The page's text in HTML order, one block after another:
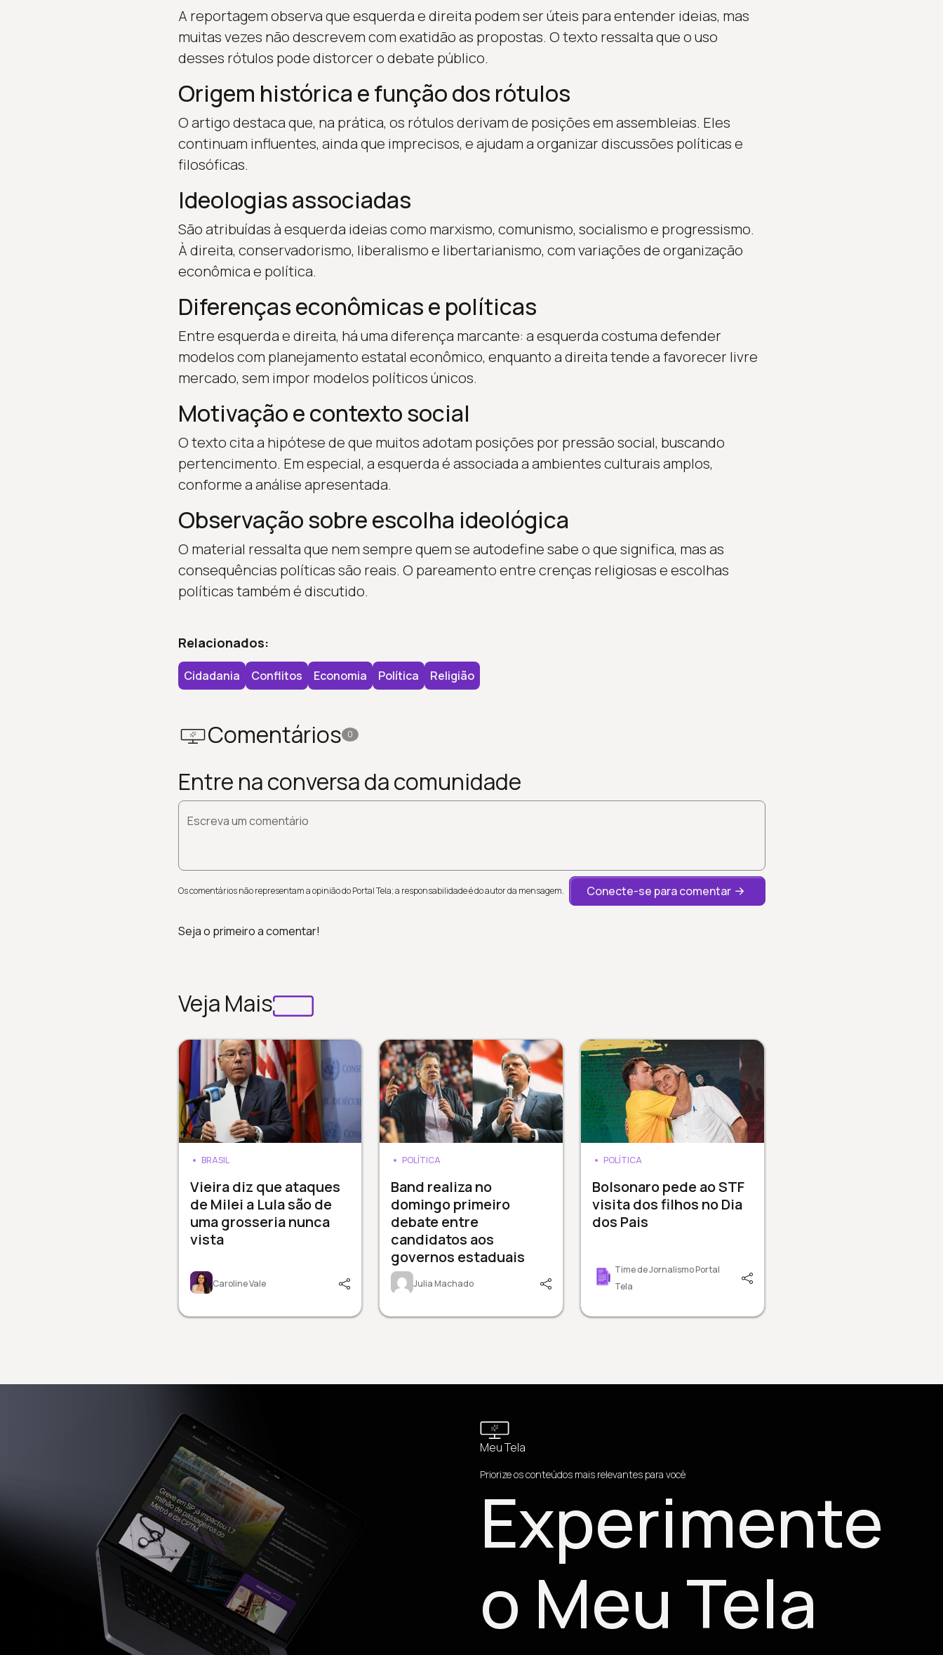
A reportagem observa que esquerda e direita podem ser úteis para entender ideias, mas
muitas vezes não descrevem com exatidão as propostas. O texto ressalta que o uso
desses rótulos pode distorcer o debate público.
Origem histórica e função dos rótulos
O artigo destaca que, na prática, os rótulos derivam de posições em assembleias. Eles
continuam influentes, ainda que imprecisos, e ajudam a organizar discussões políticas e
filosóficas.
Ideologias associadas
São atribuídas à esquerda ideias como marxismo, comunismo, socialismo e progressismo.
À direita, conservadorismo, liberalismo e libertarianismo, com variações de organização
econômica e política.
Diferenças econômicas e políticas
Entre esquerda e direita, há uma diferença marcante: a esquerda costuma defender
modelos com planejamento estatal econômico, enquanto a direita tende a favorecer livre
mercado, sem impor modelos políticos únicos.
Motivação e contexto social
O texto cita a hipótese de que muitos adotam posições por pressão social, buscando
pertencimento. Em especial, a esquerda é associada a ambientes culturais amplos,
conforme a análise apresentada.
Observação sobre escolha ideológica
O material ressalta que nem sempre quem se autodefine sabe o que significa, mas as
consequências políticas são reais. O pareamento entre crenças religiosas e escolhas
políticas também é discutido.
Relacionados:
Cidadania Conflitos Economia Política Religião
Comentários 0
Entre na conversa da comunidade
Escreva um comentário
Os comentários não representam a opinião do Portal Tela; a responsabilidade é do autor da mensagem. Conecte-se para comentar
Seja o primeiro a comentar!
Veja Mais
BRASIL
Vieira diz que ataques
de Milei a Lula são de
uma grosseria nunca
vista
Caroline Vale
POLÍTICA
Band realiza no
domingo primeiro
debate entre
candidatos aos
governos estaduais
Julia Machado
POLÍTICA
Bolsonaro pede ao STF
visita dos filhos no Dia
dos Pais
Time de Jornalismo Portal
Tela
Meu Tela
Priorize os conteúdos mais relevantes para você
Experimente
o Meu Tela